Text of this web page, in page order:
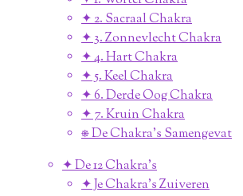
✦ 2. Sacraal Chakra
✦ 3. Zonnevlecht Chakra
✦ 4. Hart Chakra
✦ 5. Keel Chakra
✦ 6. Derde Oog Chakra
✦ 7. Kruin Chakra
⎈ De Chakra's Samengevat
✦ De 12 Chakra's
✦ Je Chakra's Zuiveren